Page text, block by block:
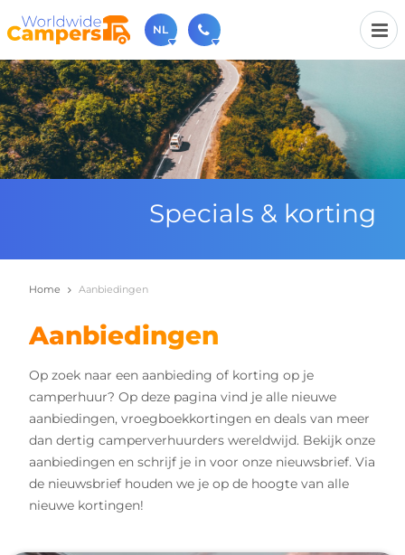
NL
030-6974964
Bel ons gerust (beschikbaar ma t/m vr van 9u tot 17u).
sales@worldwidecampers.com
Je kunt ons natuurlijk ook altijd een mailtje sturen.
Specials & korting
Home Aanbiedingen
Aanbiedingen
Op zoek naar een aanbieding of korting op je
camperhuur? Op deze pagina vind je alle nieuwe
aanbiedingen, vroegboekkortingen en deals van meer
dan dertig camperverhuurders wereldwijd. Bekijk onze
aanbiedingen en schrijf je in voor onze nieuwsbrief. Via
de nieuwsbrief houden we je op de hoogte van alle
nieuwe kortingen!